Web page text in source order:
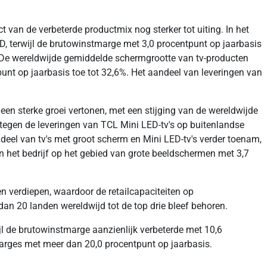
de verbeterde productmix nog sterker tot uiting. In het
terwijl de brutowinstmarge met 3,0 procentpunt op jaarbasis
wereldwijde gemiddelde schermgrootte van tv-producten
op jaarbasis toe tot 32,6%. Het aandeel van leveringen van
sterke groei vertonen, met een stijging van de wereldwijde
de leveringen van TCL Mini LED-tv's op buitenlandse
van tv's met groot scherm en Mini LED-tv's verder toenam,
bedrijf op het gebied van grote beeldschermen met 3,7
verdiepen, waardoor de retailcapaciteiten op
20 landen wereldwijd tot de top drie bleef behoren.
brutowinstmarge aanzienlijk verbeterde met 10,6
met meer dan 20,0 procentpunt op jaarbasis.